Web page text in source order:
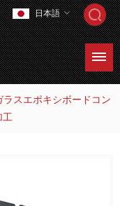
日本語
ラスエポキシボードコン
工